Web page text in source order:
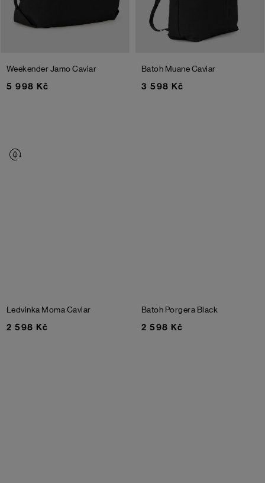
Weekender JamoCaviar
5 998 Kč
Batoh MuaneCaviar
3 598 Kč
Ledvinka MomaCaviar
2 598 Kč
Batoh Porgera Black
2 598 Kč